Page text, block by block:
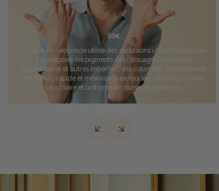
99€
Le Laser Picoseconde utilise des impulsions ultra-courtes pour
décomposer les pigments des tatouages, les taches
pigmentaires et autres imperfections cutanées. Ce traitement
est précis, rapide et minimisant les risques, offrant une peau
plus claire et uniforme en quelques séances.